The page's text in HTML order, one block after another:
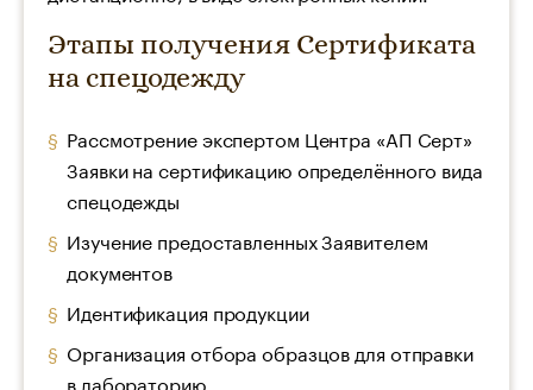
Этапы получения Сертификата
на спецодежду
Рассмотрение экспертом Центра «АП Серт»
Заявки на сертификацию определённого вида
спецодежды
Изучение предоставленных Заявителем
документов
Идентификация продукции
Организация отбора образцов для отправки
в лабораторию